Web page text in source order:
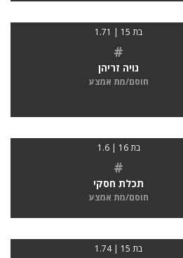
בת 15 | 1.71
#
נויה זריהן
חוסם/מת אמצע
בת 16 | 1.6
#
תכלת חסקי
חוסם/מת אמצע
בת 15 | 1.74